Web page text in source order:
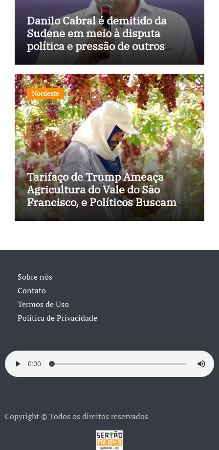
Danilo Cabral é demitido da
Sudene em meio à disputa
política e pressão de outros
estados
Nordeste
Tarifaço de Trump Ameaça
Agricultura do Vale do São
Francisco, e Políticos Buscam
Soluções
Sobre nós
Contato
Termos de Uso
Política de Privacidade
Copyright © Todos os direitos reservados